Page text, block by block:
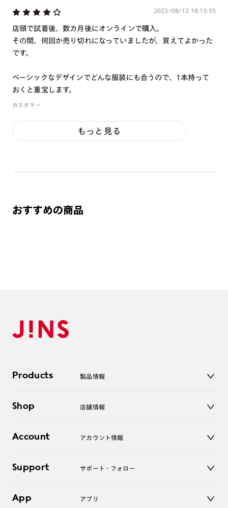
2023/08/12 18:13:55
店頭で試着後、数カ月後にオンラインで購入。
その間、何回か売り切れになっていましたが、買えてよかった
です。
ベーシックなデザインでどんな服装にも合うので、1本持って
おくと重宝します。
カスタマー
もっと見る
おすすめの商品
Products 製品情報
サングラス
コンタクトレンズ
アクセサリー
Shop 店舗情報
オンラインショップ
Account アカウント情報
ログアウト
Support サポート・フォロー
よくあるご質問
App アプリ